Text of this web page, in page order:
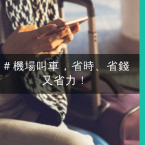
＃機場叫車，省時、省錢
又省力！